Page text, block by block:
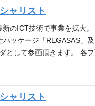
計、コーディング、単体
クニカルエキスパートな
、IT化構想支援・システ
ャリスト
のICT技術で事業を拡大
ッケージ「REGASAS」
して参画頂きます。 各
て、ご自身の担当プロジ
問です。入社後に教育、
ム管理経験のある方 ■要
ャリスト